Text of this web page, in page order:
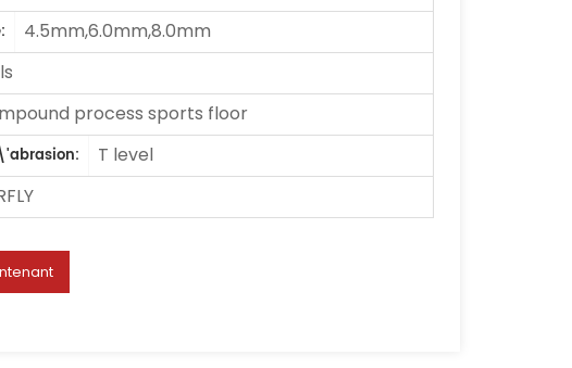
4.5mm,6.0mm,8.0mm
process sports floor
T level